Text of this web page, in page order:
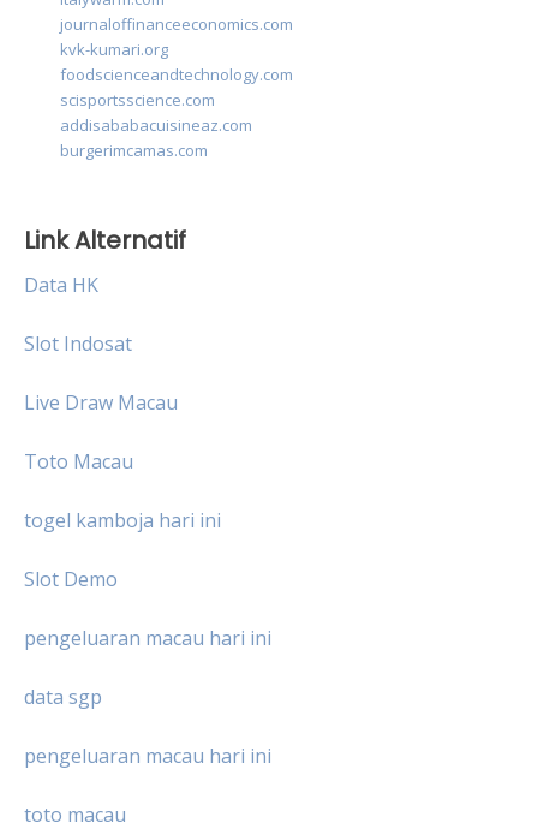
journaloffinanceeconomics.com
kvk-kumari.org
foodscienceandtechnology.com
scisportsscience.com
addisababacuisineaz.com
burgerimcamas.com
Link Alternatif
Data HK
Slot Indosat
Live Draw Macau
Toto Macau
togel kamboja hari ini
Slot Demo
pengeluaran macau hari ini
data sgp
pengeluaran macau hari ini
toto macau